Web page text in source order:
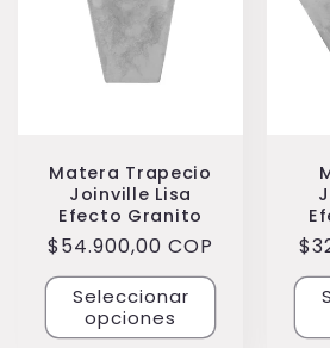
Matera Trapecio
Joinville Lisa
Efecto Granito
Precio
habitual
$54.900,00 COP
Seleccionar
opciones